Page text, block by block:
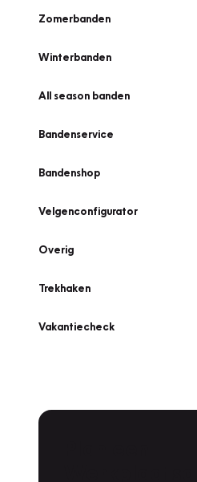
Zomerbanden
Winterbanden
All season banden
Bandenservice
Bandenshop
Velgenconfigurator
Overig
Trekhaken
Vakantiecheck